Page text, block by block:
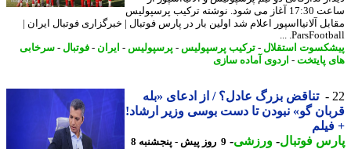
ساعت 17:30 آغاز می شود. نوشته ترکیب پرسپولیس
آلانیااسپور اعلام شد اولین بار در پارس فوتبال | خبرگزاری فوتبال ایران |
استقلال-ترکیب پرسپولیس-پرسپولیس-ایران - فوتبال-سرخابی
پایتخت-اردوی آماده سازی
تناقض بزرگ عادل؟ / از ادعای «بله
گو» نبودن تا دست بوسی وزیر ارشاد!
فوتبال-ورزشی-
9 روز پیش - پنجشنبه 8